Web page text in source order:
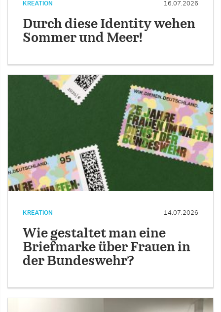
KREATION 16.07.2026
Durch diese Identity wehen
Sommer und Meer!
KREATION 14.07.2026
Wie gestaltet man eine
Briefmarke über Frauen in
der Bundeswehr?